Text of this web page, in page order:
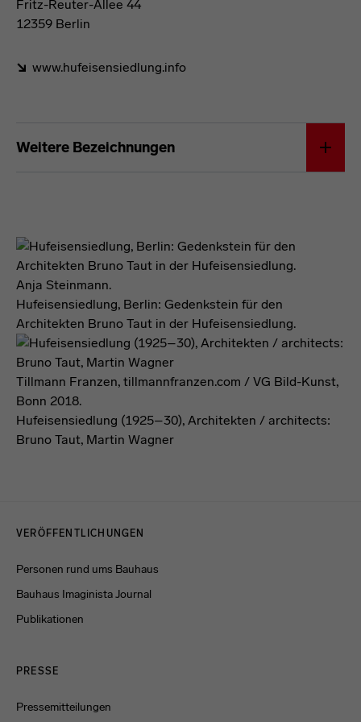
Fritz-Reuter-Allee 44
12359 Berlin
www.hufeisensiedlung.info
Weitere Bezeichnungen
Anja Steinmann.
Hufeisensiedlung, Berlin: Gedenkstein für den
Architekten Bruno Taut in der Hufeisensiedlung.
Tillmann Franzen, tillmannfranzen.com / VG Bild-Kunst,
Bonn 2018.
Hufeisensiedlung (1925–30), Architekten / architects:
Bruno Taut, Martin Wagner
VERÖFFENTLICHUNGEN
Personen rund ums Bauhaus
Bauhaus Imaginista Journal
Publikationen
PRESSE
Pressemitteilungen